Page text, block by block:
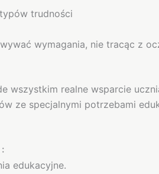
trudności
wymagania, nie tracąc z
realne wsparcie
specjalnymi potrzebami
edukacyjne.